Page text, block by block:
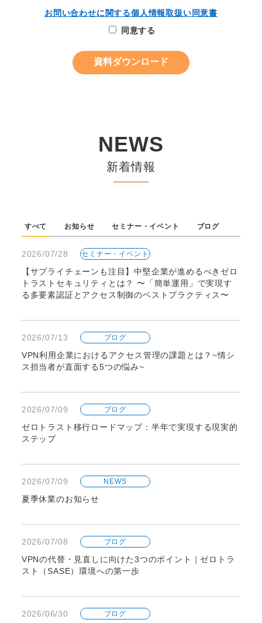
お問い合わせに関する個人情報取扱い同意書
同意する
NEWS
新着情報
すべて お知らせ セミナー・イベント ブログ
2026/07/28 セミナー・イベント
【サプライチェーンも注目】中堅企業が進めるべきゼロ
トラストセキュリティとは？ 〜「簡単運用」で実現す
る多要素認証とアクセス制御のベストプラクティス〜
2026/07/13 ブログ
VPN利用企業におけるアクセス管理の課題とは？~情シ
ス担当者が直面する5つの悩み~
2026/07/09 ブログ
ゼロトラスト移行ロードマップ：半年で実現する現実的
ステップ
2026/07/09 NEWS
夏季休業のお知らせ
2026/07/08 ブログ
VPNの代替・見直しに向けた3つのポイント｜ゼロトラ
スト（SASE）環境への第一歩
2026/06/30 ブログ